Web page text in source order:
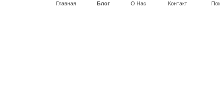
Главная Блог О Нас Контакт